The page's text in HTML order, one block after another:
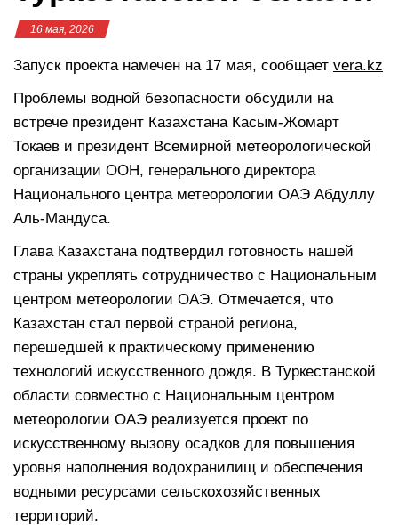
16 мая, 2026
Запуск проекта намечен на 17 мая, сообщает vera.kz
Проблемы водной безопасности обсудили на
встрече президент Казахстана Касым-Жомарт
Токаев и президент Всемирной метеорологической
организации ООН, генерального директора
Национального центра метеорологии ОАЭ Абдуллу
Аль-Мандуса.
Глава Казахстана подтвердил готовность нашей
страны укреплять сотрудничество с Национальным
центром метеорологии ОАЭ. Отмечается, что
Казахстан стал первой страной региона,
перешедшей к практическому применению
технологий искусственного дождя. В Туркестанской
области совместно с Национальным центром
метеорологии ОАЭ реализуется проект по
искусственному вызову осадков для повышения
уровня наполнения водохранилищ и обеспечения
водными ресурсами сельскохозяйственных
территорий.